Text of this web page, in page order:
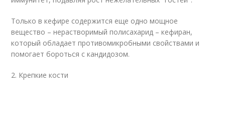
Только в кефире содержится еще одно мощное
вещество – нерастворимый полисахарид – кефиран,
который обладает противомикробными свойствами и
помогает бороться с кандидозом.
2. Крепкие кости